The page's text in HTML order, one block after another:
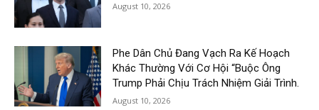
August 10, 2026
Phe Dân Chủ Đang Vạch Ra Kế Hoạch
Khác Thường Với Cơ Hội “Buộc Ông
Trump Phải Chịu Trách Nhiệm Giải Trình.
August 10, 2026